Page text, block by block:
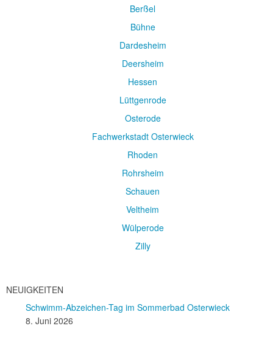
Berßel
Bühne
Dardesheim
Deersheim
Hessen
Lüttgenrode
Osterode
Fachwerkstadt Osterwieck
Rhoden
Rohrsheim
Schauen
Veltheim
Wülperode
Zilly
NEUIGKEITEN
Schwimm-Abzeichen-Tag im Sommerbad Osterwieck
8. Juni 2026